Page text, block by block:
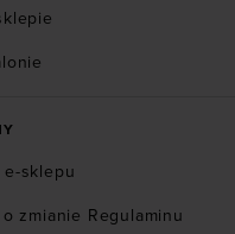
e-sklepu
zmianie Regulaminu